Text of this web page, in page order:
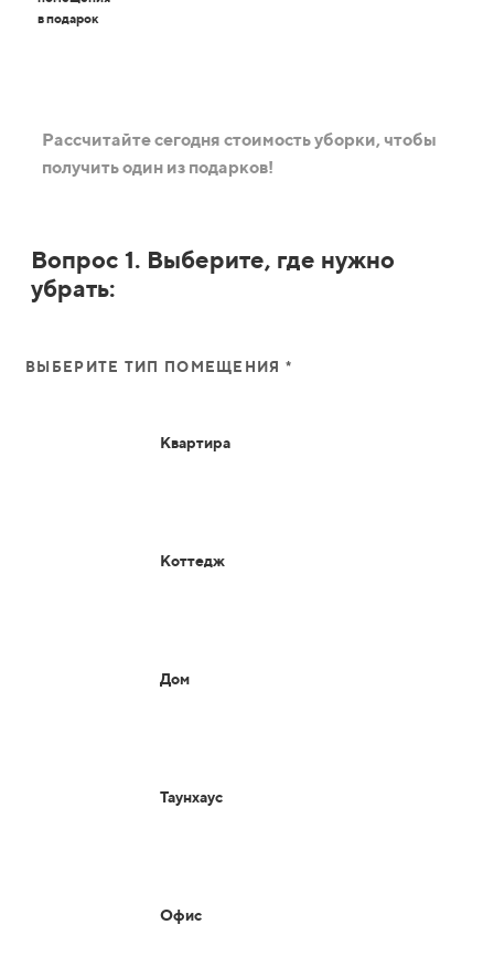
в подарок
Рассчитайте сегодня стоимость уборки, чтобы
получить один из подарков!
Вопрос 1. Выберите, где нужно
убрать:
ВЫБЕРИТЕ ТИП ПОМЕЩЕНИЯ *
Квартира
Коттедж
Дом
Таунхаус
Офис